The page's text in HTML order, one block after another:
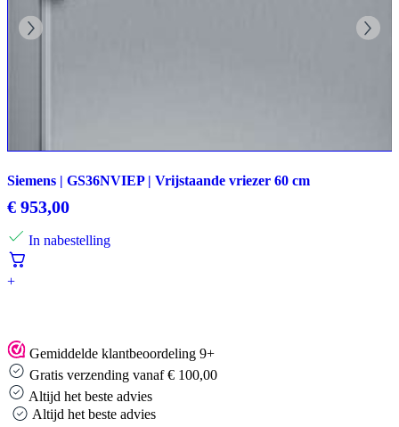
Siemens | GS36NVIEP | Vrijstaande vriezer 60 cm
€ 953,00
In nabestelling
+
Gemiddelde klantbeoordeling 9+
Gratis verzending vanaf € 100,00
Altijd het beste advies
Altijd het beste advies